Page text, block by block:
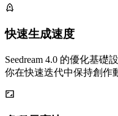
快速生成速度
Seedream 4.0 的優化基礎
你在快速迭代中保持創作